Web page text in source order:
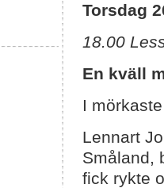
Torsdag
18.00
En kväll
I
Lennart
Småland,
fick rykte